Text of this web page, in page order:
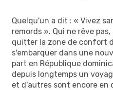
Quelqu'un a dit : « Vivez
remords ». Qui ne rêve
quitter la zone de confort
s'embarquer dans une
part en République
depuis longtemps un
et d'autres sont encore en